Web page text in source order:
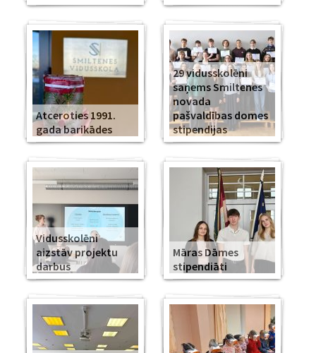
Atceroties 1991.
gada barikādes
29 vidusskolēni
saņems Smiltenes
novada
pašvaldības domes
stipendijas
Vidusskolēni
aizstāv projektu
darbus
Māras Dāmes
stipendiāti